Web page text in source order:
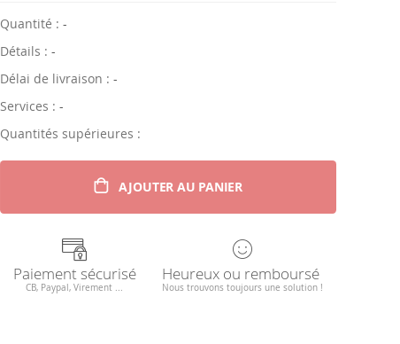
Quantité : -
Détails : -
Délai de livraison : -
Services : -
Quantités supérieures :
AJOUTER AU PANIER
Paiement sécurisé
CB, Paypal, Virement ...
Heureux ou remboursé
Nous trouvons toujours une solution !